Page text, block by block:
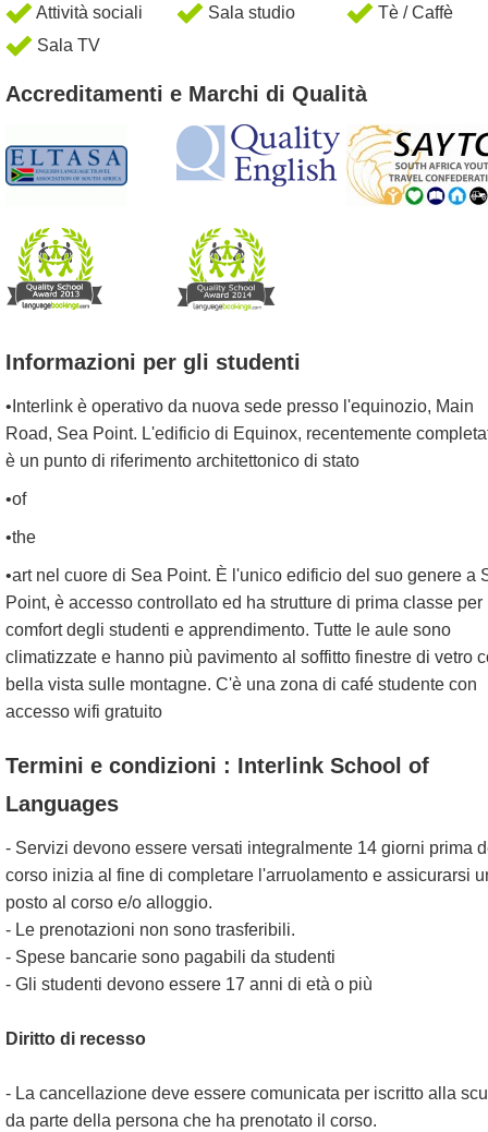
Attività sociali Sala studio
Tè / Caffè
Sala TV
Accreditamenti e Marchi di Qualità
Informazioni per gli studenti
•Interlink è operativo da nuova sede presso l'equinozio, Main
Road, Sea Point. L'edificio di Equinox, recentemente
è un punto di riferimento architettonico di stato
•of
•the
•art nel cuore di Sea Point. È l'unico edificio del suo genere a
Point, è accesso controllato ed ha strutture di prima classe per
comfort degli studenti e apprendimento. Tutte le aule sono
climatizzate e hanno più pavimento al soffitto finestre di vetro
bella vista sulle montagne. C'è una zona di café studente con
accesso wifi gratuito
Termini e condizioni : Interlink School of
Languages
- Servizi devono essere versati integralmente 14 giorni prima
corso inizia al fine di completare l'arruolamento e assicurarsi
posto al corso e/o alloggio.
- Le prenotazioni non sono trasferibili.
- Spese bancarie sono pagabili da studenti
- Gli studenti devono essere 17 anni di età o più
Diritto di recesso
- La cancellazione deve essere comunicata per iscritto alla
da parte della persona che ha prenotato il corso.